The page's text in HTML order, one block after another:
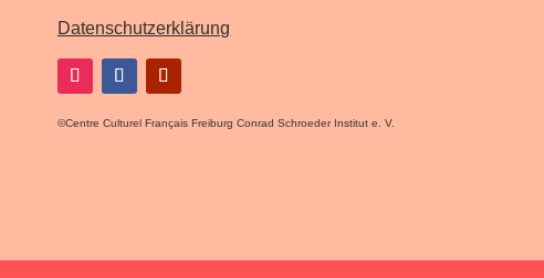
Datenschutzerklärung
©Centre Culturel Français Freiburg Conrad Schroeder Institut e. V.